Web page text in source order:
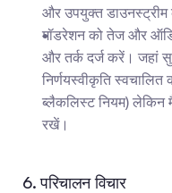
और उपयुक्त डाउनस्ट्रीम
मॉडरेशन को तेज और
और तर्क दर्ज करें। जहां
निर्णयस्वीकृति
ब्लैकलिस्ट नियम) लेकिन
रखें।
6. परिचालन विचार